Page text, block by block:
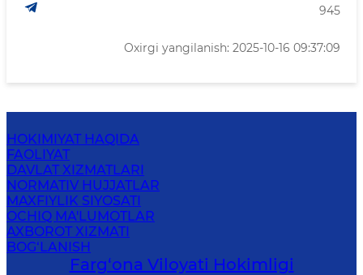
945
Oxirgi yangilanish: 2025-10-16 09:37:09
HOKIMIYAT HAQIDA
FAOLIYAT
DAVLAT XIZMATLARI
NORMATIV HUJJATLAR
MAXFIYLIK SIYOSATI
OCHIQ MA'LUMOTLAR
AXBOROT XIZMATI
BOG‘LANISH
Farg‘оnа Vilоyati Hоkimligi